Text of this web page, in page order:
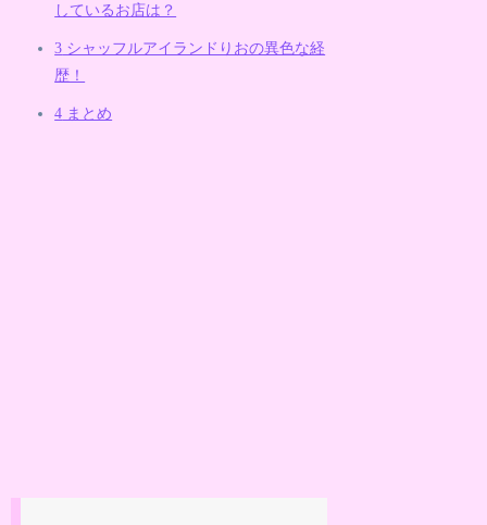
しているお店は？
3 シャッフルアイランドりおの異色な経
歴！
4 まとめ